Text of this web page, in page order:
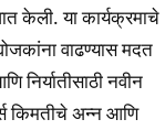
केली. या कार्यक्रमाचे
वाढण्यास मदत
नवीन
किमतीचे अन्न आणि